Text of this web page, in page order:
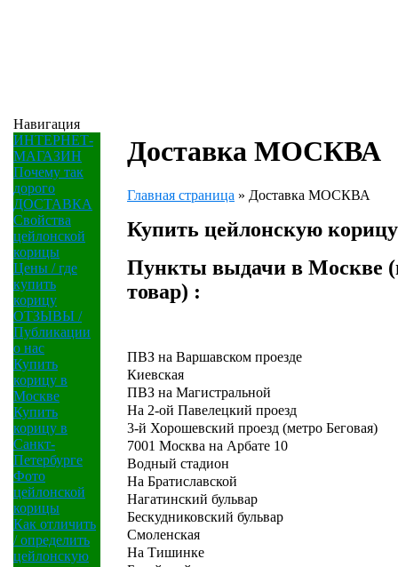
Навигация
ИНТЕРНЕТ-
МАГАЗИН
Почему так
дорого
ДОСТАВКА
Свойства
цейлонской
корицы
Цены / где
купить
корицу
ОТЗЫВЫ /
Публикации
о нас
Купить
корицу в
Москве
Купить
корицу в
Санкт-
Петербурге
Фото
цейлонской
корицы
Как отличить
/ определить
цейлонскую
Доставка МОСКВА
Главная страница » Доставка МОСКВА
Купить цейлонскую
Пункты выдачи в Москве
товар) :
ПВЗ на Варшавском проезде
Киевская
ПВЗ на Магистральной
На 2-ой Павелецкий проезд
3-й Хорошевский проезд (метро Беговая)
7001 Москва на Арбате 10
Водный стадион
На Братиславской
Нагатинский бульвар
Бескудниковский бульвар
Смоленская
На Тишинке